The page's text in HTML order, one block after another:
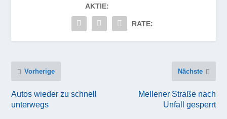
AKTIE:
RATE:
Vorherige
Autos wieder zu schnell
unterwegs
Nächste
Mellener Straße nach
Unfall gesperrt